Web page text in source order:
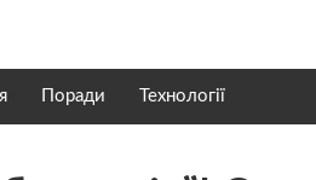
Поради Технології